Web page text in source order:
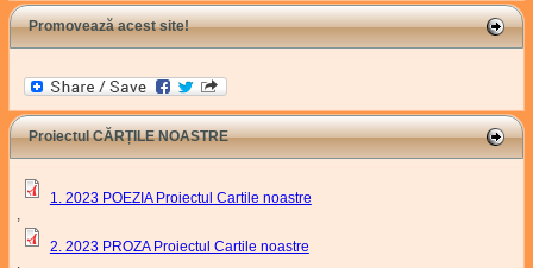
Promovează acest site!
Proiectul CĂRȚILE NOASTRE
1. 2023 POEZIA Proiectul Cartile noastre
,
2. 2023 PROZA Proiectul Cartile noastre
,